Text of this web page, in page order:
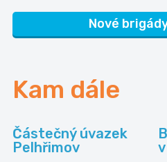
Nové
Kam dále
Částečný úvazek
Pelhřimov